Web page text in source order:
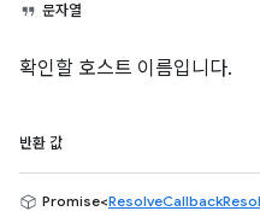
문자열
확인할 호스트 이름입니다.
반환 값
Promise<